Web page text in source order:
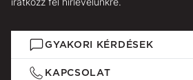
GYAKORI KÉRDÉSEK
KAPCSOLAT